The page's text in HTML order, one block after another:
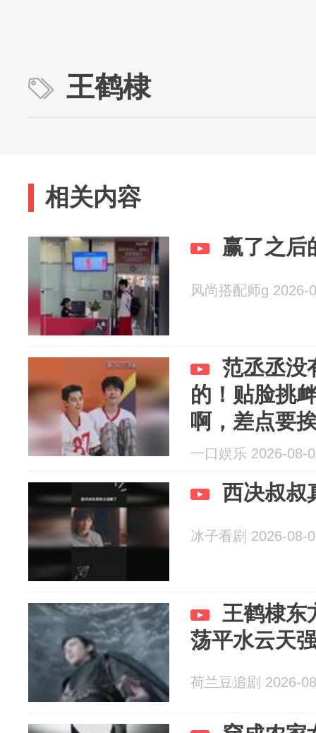
王鹤棣
相关内容
赢了之后
风尚搭配师g 2026-
范丞丞没
的！贴脸挑
啊，差点要
一口娱乐 2026-08-
西决叔叔
冰子看剧 2026-08-
王鹤棣东
荡平水云天
荷兰豆追剧 2026-